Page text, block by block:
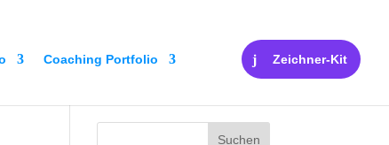
Coaching Portfolio Zeichner-Kit